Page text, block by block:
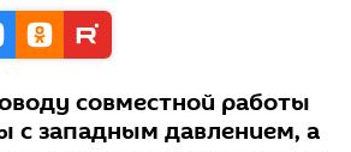
совместной работы
с западным давлением, а